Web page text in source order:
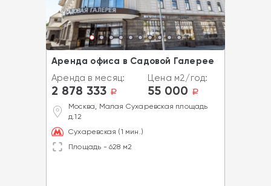
Аренда офиса в Садовой Галерее
Аренда в месяц:
2 878 333 a
Цена м2/год:
55 000 a
Москва, Малая Сухаревская площадь
д.12
Сухаревская (1 мин.)
Площадь - 628 м2